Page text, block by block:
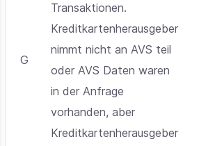
G
Transaktionen.
Kreditkartenherausgeber
nimmt nicht an AVS teil
oder AVS Daten waren
in der Anfrage
vorhanden, aber
Kreditkartenherausgeber